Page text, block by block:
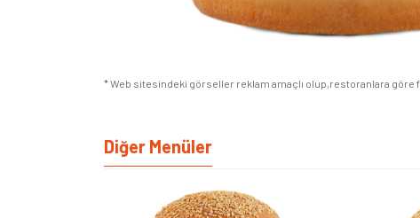
* Web sitesindeki görseller reklam amaçlı olup,restoranlara göre
Diğer Menüler